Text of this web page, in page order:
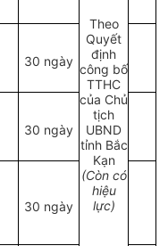
Theo
Quyết
định
công bố
TTHC
của Chủ
tịch
UBND
tỉnh Bắc
Kạn
(Còn có
hiệu
lực)
30 ngày
30 ngày
30 ngày